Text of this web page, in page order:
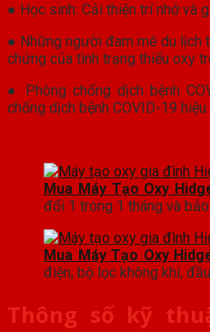
● Học sinh: Cải thiện trí nhớ và
● Những người đam mê du lịch
chứng của tình trạng thiếu oxy
● Phòng chống dịch bệnh
chống dịch bệnh COVID-19
Mua Máy Tạo Oxy
đổi 1 trong 1 tháng và
Mua Máy Tạo Oxy
điện, bộ lọc không khí,
Thông số kỹ